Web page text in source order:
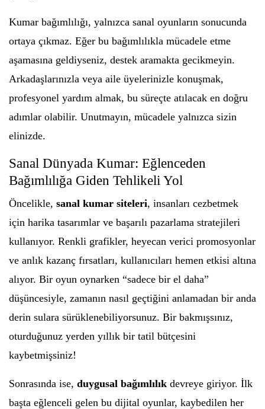
Kumar bağımlılığı, yalnızca sanal oyunların sonucunda
ortaya çıkmaz. Eğer bu bağımlılıkla mücadele etme
aşamasına geldiyseniz, destek aramakta gecikmeyin.
Arkadaşlarınızla veya aile üyelerinizle konuşmak,
profesyonel yardım almak, bu süreçte atılacak en doğru
adımlar olabilir. Unutmayın, mücadele yalnızca sizin
elinizde.
Sanal Dünyada Kumar: Eğlenceden
Bağımlılığa Giden Tehlikeli Yol
Öncelikle, sanal kumar siteleri, insanları cezbetmek
için harika tasarımlar ve başarılı pazarlama stratejileri
kullanıyor. Renkli grafikler, heyecan verici promosyonlar
ve anlık kazanç fırsatları, kullanıcıları hemen etkisi altına
alıyor. Bir oyun oynarken “sadece bir el daha”
düşüncesiyle, zamanın nasıl geçtiğini anlamadan bir anda
derin sulara sürüklenebiliyorsunuz. Bir bakmışsınız,
oturduğunuz yerden yıllık bir tatil bütçesini
kaybetmişsiniz!
Sonrasında ise, duygusal bağımlılık devreye giriyor. İlk
başta eğlenceli gelen bu dijital oyunlar, kaybedilen her